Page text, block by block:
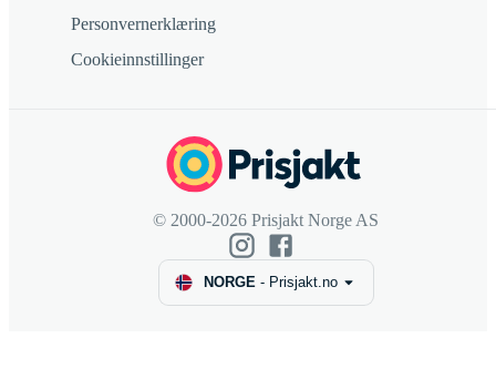
Personvernerklæring
Cookieinnstillinger
© 2000-2026 Prisjakt Norge AS
NORGE- Prisjakt.no